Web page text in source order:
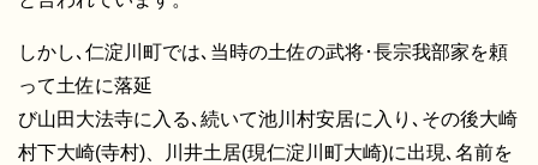
しかし､仁淀川町では､当時の土佐の武将･長宗我部家を頼
って土佐に落延
び山田大法寺に入る､続いて池川村安居に入り､その後大崎
村下大崎(寺村)、川井土居(現仁淀川町大崎)に出現､名前を